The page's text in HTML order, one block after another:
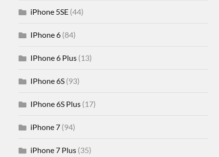
iPhone 5SE (44)
IPhone 6 (84)
IPhone 6 Plus (13)
IPhone 6S (93)
IPhone 6S Plus (17)
iPhone 7 (94)
iPhone 7 Plus (35)